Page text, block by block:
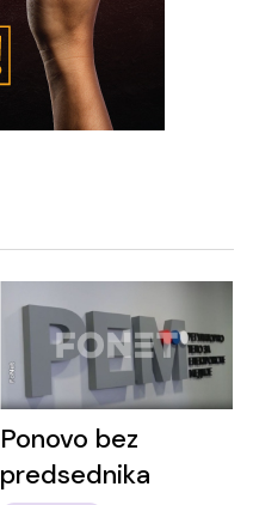
Ponovo bez
predsednika